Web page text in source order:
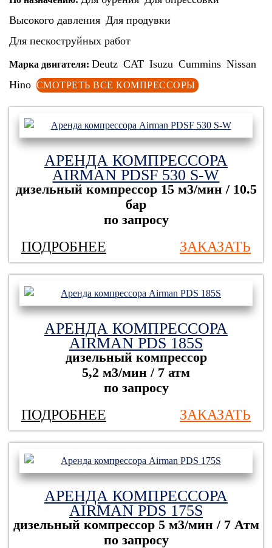
Высокого давления Для продувки
Для пескоструйных работ
Марка двигателя: Deutz CAT Isuzu Cummins Nissan
Hino СМОТРЕТЬ ВСЕ КОМПРЕССОРЫ
АРЕНДА КОМПРЕССОРА
AIRMAN PDSF 530 S-W
дизельный компрессор 15 м3/мин / 10.5
бар
по запросу
ПОДРОБНЕЕ ЗАКАЗАТЬ
АРЕНДА КОМПРЕССОРА
AIRMAN PDS 185S
дизельный компрессор
5,2 м3/мин / 7 атм
по запросу
ПОДРОБНЕЕ ЗАКАЗАТЬ
АРЕНДА КОМПРЕССОРА
AIRMAN PDS 175S
дизельный компрессор5 м3/мин / 7 Атм
по запросу